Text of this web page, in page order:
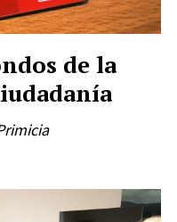
de la